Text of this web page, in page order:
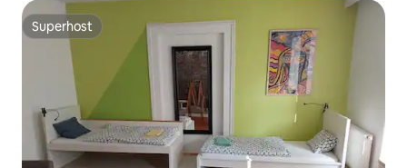
Superhost
Superhost